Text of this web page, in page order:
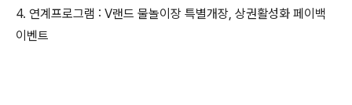
4. 연계프로그램 : V랜드 물놀이장 특별개장, 상권활성화 페이백
이벤트